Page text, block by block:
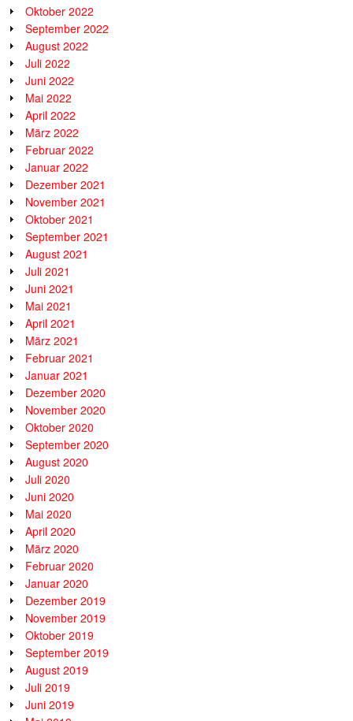
Oktober 2022
September 2022
August 2022
Juli 2022
Juni 2022
Mai 2022
April 2022
März 2022
Februar 2022
Januar 2022
Dezember 2021
November 2021
Oktober 2021
September 2021
August 2021
Juli 2021
Juni 2021
Mai 2021
April 2021
März 2021
Februar 2021
Januar 2021
Dezember 2020
November 2020
Oktober 2020
September 2020
August 2020
Juli 2020
Juni 2020
Mai 2020
April 2020
März 2020
Februar 2020
Januar 2020
Dezember 2019
November 2019
Oktober 2019
September 2019
August 2019
Juli 2019
Juni 2019